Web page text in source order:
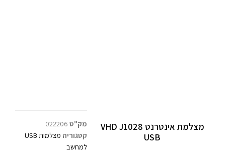
מצלמת אינטרנט VHD J1028
USB
מק"ט 022206
קטגוריה
מצלמות USB
למחשב